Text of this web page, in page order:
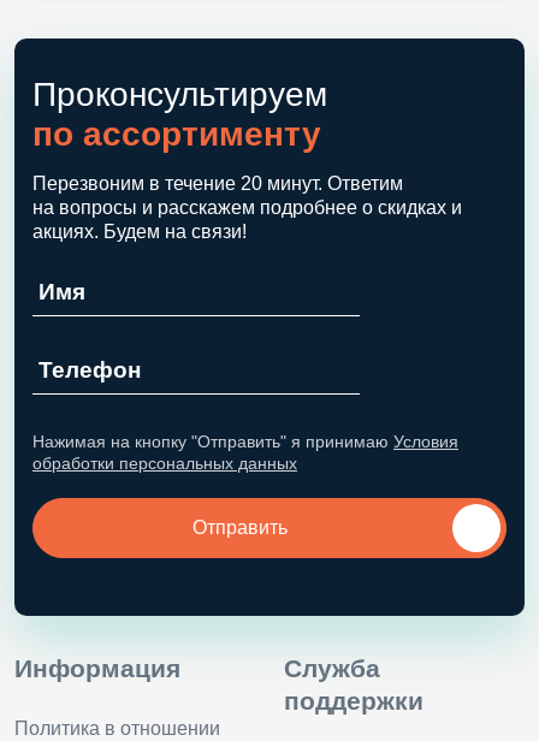
Проконсультируем
по ассортименту
Перезвоним в течение 20 минут. Ответим
на вопросы и расскажем подробнее о скидках и
акциях. Будем на связи!
Нажимая на кнопку "Отправить" я принимаю Условия
обработки персональных данных
Отправить
Информация
Политика в отношении
Служба
поддержки